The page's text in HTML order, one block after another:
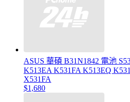
ASUS 華碩 B31N1842 電池
K513EA K531FA K513EQ
X531FA
$1,680